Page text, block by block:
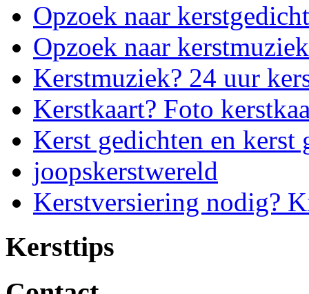
Opzoek naar
Opzoek naar
Kerstmuziek? 24 uur
Kerstkaart? Foto
Kerst gedichten en kerst
joopskerstwereld
Kerstversiering nodig?
Kersttips